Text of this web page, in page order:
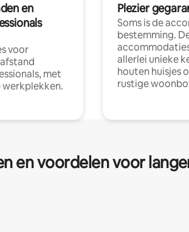
en
voor
met
werkplekken.
Plezier
Soms is de
bestemming.
allerlei unieke
houten huisjes
rustige
en voordelen voor